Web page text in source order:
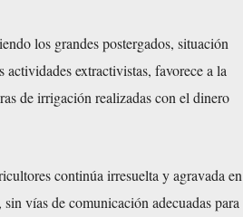
los grandes postergados, situación
extractivistas, favorece a la
de irrigación realizadas con el dinero
continúa irresuelta y agravada en
vías de comunicación adecuadas para